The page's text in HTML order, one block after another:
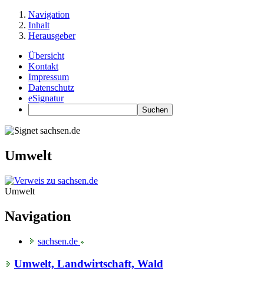
Navigation
Inhalt
Herausgeber
Übersicht
Kontakt
Impressum
Datenschutz
eSignatur
Umwelt
Umwelt
Navigation
sachsen.de
Umwelt, Landwirtschaft, Wald